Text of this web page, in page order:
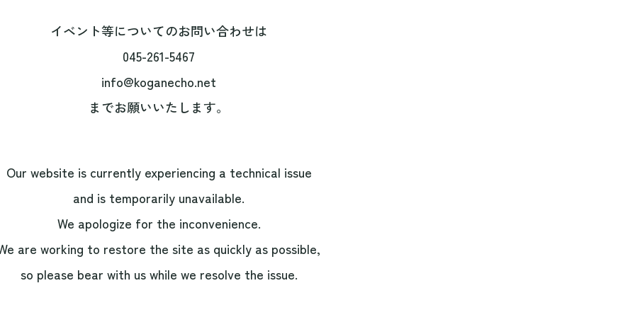
イベント等についてのお問い合わせは
045-261-5467
info@koganecho.net
までお願いいたします。
Our website is currently experiencing a technical issue
and is temporarily unavailable.
We apologize for the inconvenience.
are working to restore the site as quickly as possible,
so please bear with us while we resolve the issue.